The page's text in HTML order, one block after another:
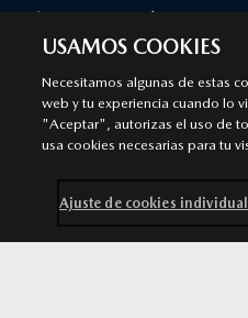
Aviso legal
© 2026 Mazda España | Todos
All In
SÍGUENOS EN
USAMOS COOKIES
Necesitamos algunas de estas
web y tu experiencia cuando lo
"Aceptar", autorizas el uso de
usa cookies necesarias para tu
Ajuste de cookies